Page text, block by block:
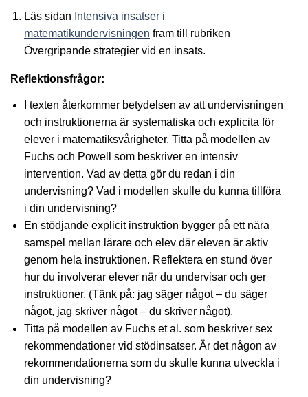
Läs sidan Intensiva insatser i
matematikundervisningen fram till rubriken
Övergripande strategier vid en insats.
Reflektionsfrågor:
I texten återkommer betydelsen av att undervisningen
och instruktionerna är systematiska och explicita för
elever i matematiksvårigheter. Titta på modellen av
Fuchs och Powell som beskriver en intensiv
intervention. Vad av detta gör du redan i din
undervisning? Vad i modellen skulle du kunna tillföra
i din undervisning?
En stödjande explicit instruktion bygger på ett nära
samspel mellan lärare och elev där eleven är aktiv
genom hela instruktionen. Reflektera en stund över
hur du involverar elever när du undervisar och ger
instruktioner. (Tänk på: jag säger något – du säger
något, jag skriver något – du skriver något).
Titta på modellen av Fuchs et al. som beskriver sex
rekommendationer vid stödinsatser. Är det någon av
rekommendationerna som du skulle kunna utveckla i
din undervisning?